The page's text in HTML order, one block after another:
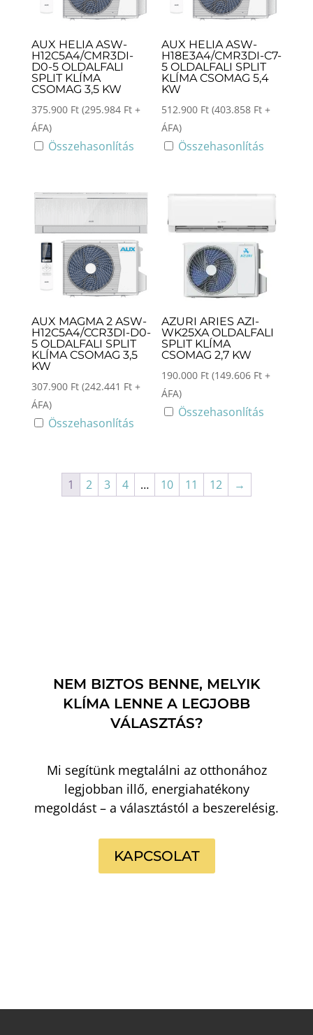
AUX HELIA ASW-
H12C5A4/CMR3DI-
D0-5 OLDALFALI
SPLIT KLÍMA
CSOMAG 3,5 KW
375.900 Ft (295.984 Ft+
ÁFA)
Összehasonlítás
AUX HELIA ASW-
H18E3A4/CMR3DI-C7-
5 OLDALFALI SPLIT
KLÍMA CSOMAG 5,4
KW
512.900 Ft (403.858 Ft +
ÁFA)
Összehasonlítás
AUX MAGMA 2 ASW-
H12C5A4/CCR3DI-D0-
5 OLDALFALI SPLIT
KLÍMA CSOMAG 3,5
KW
307.900 Ft (242.441 Ft+
ÁFA)
Összehasonlítás
AZURI ARIES AZI-
WK25XA OLDALFALI
SPLIT KLÍMA
CSOMAG 2,7 KW
190.000 Ft (149.606 Ft +
ÁFA)
Összehasonlítás
1 2 3 4 … 10 11 12 →
NEM BIZTOS BENNE, MELYIK
KLÍMA LENNE A LEGJOBB
VÁLASZTÁS?
Mi segítünk megtalálni az otthonához
legjobban illő, energiahatékony
megoldást – a választástól a beszerelésig.
KAPCSOLAT